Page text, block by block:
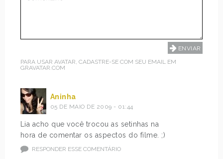
PARA USAR AVATAR, CADASTRE-SE COM SEU EMAIL EM
GRAVATAR.COM
Aninha
05 DE MAIO DE 2009 - 01:44
Lia acho que você trocou as setinhas na
hora de comentar os aspectos do filme. ;)
RESPONDER ESSE COMENTÁRIO